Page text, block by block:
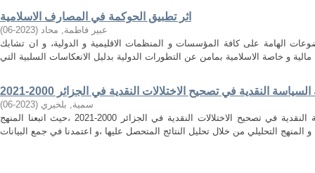
اثر تطبيق الحوكمة في المصارف الاسلامية
عبير فاطمة, محاد (
2023-06
)
الهامة على كافة المؤسسات و المنظمات الاقليمية و الدولية، و ان تشابك
النقدية في تصحيح الاختلالات النقدية في الجزائر 2000-2021
سمية, بلخيري (
2023-06
)
هدفت الدراسة للبحث عن فعالية السياسة النقدية في تصحيح الاختلالات النقدية في الجزائر 2000-2021 ،حيث اتبعنا المنهج